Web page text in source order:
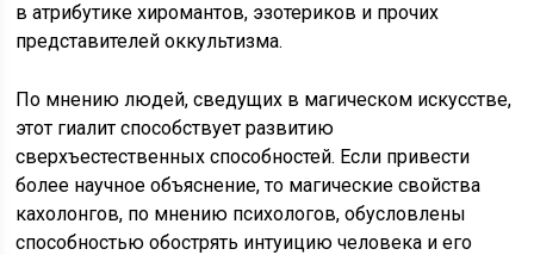
в атрибутике хиромантов, эзотериков и прочих
представителей оккультизма.
По мнению людей, сведущих в магическом искусстве,
этот гиалит способствует развитию
сверхъестественных способностей. Если привести
более научное объяснение, то магические свойства
кахолонгов, по мнению психологов, обусловлены
способностью обострять интуицию человека и его